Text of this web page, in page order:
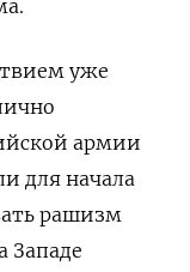
уже
армии
для начала
рашизм
Западе